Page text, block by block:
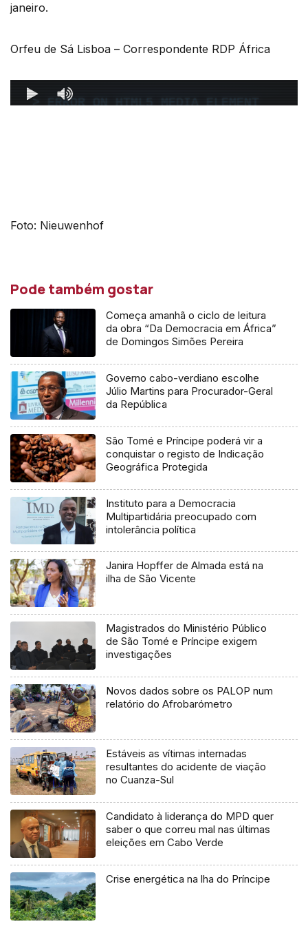
janeiro.
Orfeu de Sá Lisboa – Correspondente RDP África
Foto: Nieuwenhof
Pode também gostar
Começa amanhã o ciclo de leitura
da obra “Da Democracia em África”
de Domingos Simões Pereira
Governo cabo-verdiano escolhe
Júlio Martins para Procurador-Geral
da República
São Tomé e Príncipe poderá vir a
conquistar o registo de Indicação
Geográfica Protegida
Instituto para a Democracia
Multipartidária preocupado com
intolerância política
Janira Hopffer de Almada está na
ilha de São Vicente
Magistrados do Ministério Público
de São Tomé e Príncipe exigem
investigações
Novos dados sobre os PALOP num
relatório do Afrobarómetro
Estáveis as vítimas internadas
resultantes do acidente de viação
no Cuanza-Sul
Candidato à liderança do MPD quer
saber o que correu mal nas últimas
eleições em Cabo Verde
Crise energética na lha do Príncipe